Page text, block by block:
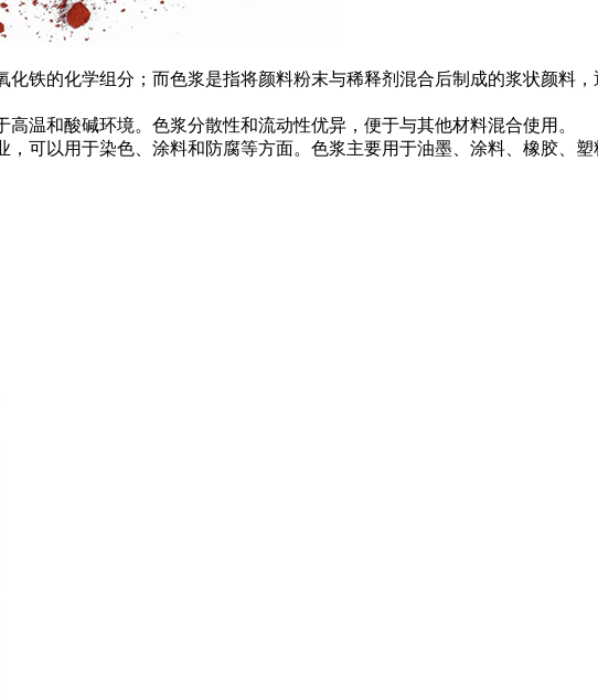
铁的化学组分；而色浆是指将颜料粉末与稀释剂混合后制成的浆状颜料
温和酸碱环境。色浆分散性和流动性优异，便于与其他材料混合使用。
可以用于染色、涂料和防腐等方面。色浆主要用于油墨、涂料、橡胶、